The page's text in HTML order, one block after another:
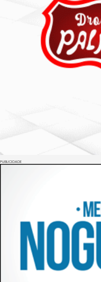
PUBLICIDADE